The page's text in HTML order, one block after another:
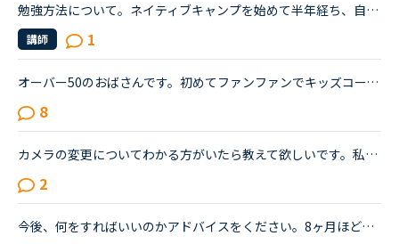
勉強方法について。ネイティブキャンプを始めて半年経ち、自分の話しやすい話題やある程度必要とされる会話は出来るようになりました。日本人講師を含め数人の先生からは君のスキルはgood enough、じゅうぶんコミ...
講師 1
オーバー50のおばさんです。初めてファンファンでキッズコースを受講してみました。画面をオフにして10分だけののつもりでしたが、楽しくてつい25分フルで受講しました。キッズコース、侮れませんね。ネイティブ...
8
カメラの変更についてわかる方がいたら教えて欲しいです。私はMACを使っているのですが、普段仕事でWEB会議の時もMAC内蔵のカメラではなく、外付けのロジクールのカメラを使っています。理由は下記の２点です。・...
2
今後、何をすればいいのかアドバイスをください。8ヶ月ほど前からネイティブキャンプを始めました。最初は本当に先生の言ってることが全然聞き取れず、何を言っていいかもわからない状況でのスタートでした。週30...